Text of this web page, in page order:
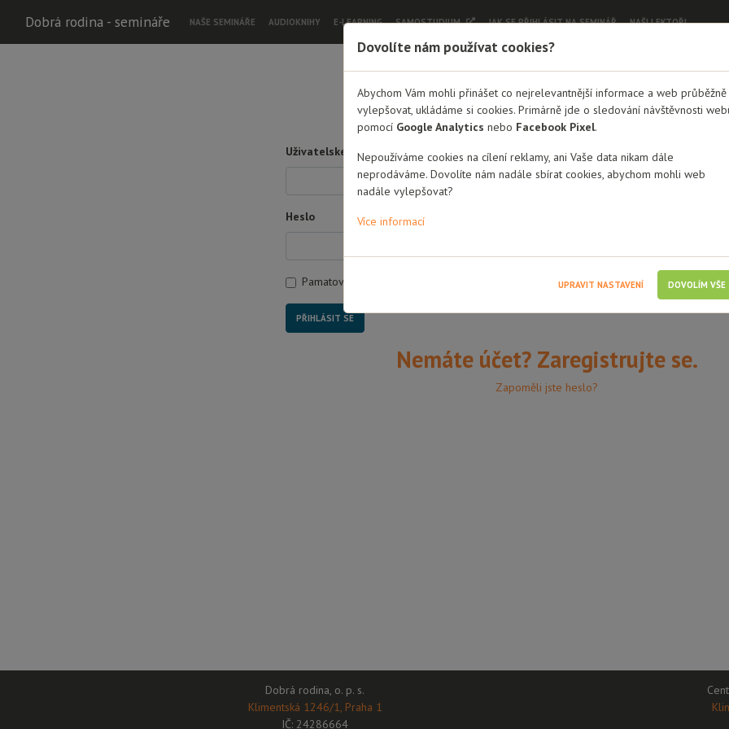
Dobrá rodina - semináře NAŠE SEMINÁŘE AUDIOKNIHY E-LEARNING SAMOSTUDIUM JAK SE PŘIHLÁSIT NA SEMINÁŘ NAŠI LEKTOŘI
Dobrá rodina - semináře
Přihlášení
Uživatelské jméno / Email
Heslo
Pamatovat si mě
Nemáte účet? Zaregistrujte se.
Zapoměli jste heslo?
Dobrá rodina, o. p. s.
Klimentská 1246/1, Praha 1
IČ: 24286664
Dovolíte nám používat cookies?
Abychom Vám mohli přinášet co nejrelevantnější informace a web průběžně
vylepšovat, ukládáme si cookies. Primárně jde o sledování návštěvnosti
pomocí Google Analytics nebo Facebook Pixel.
Nepoužíváme cookies na cílení reklamy, ani Vaše data nikam dále
neprodáváme. Dovolíte nám nadále sbírat cookies, abychom mohli web
nadále vylepšovat?
Více informací
UPRAVIT NASTAVENÍ DOVOLÍM VŠE